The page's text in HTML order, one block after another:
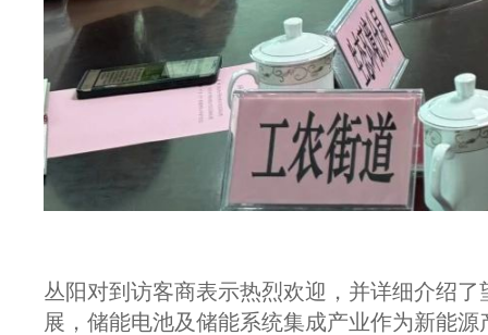
丛阳对到访客商表示热烈欢迎，并详细介绍
展，储能电池及储能系统集成产业作为新能